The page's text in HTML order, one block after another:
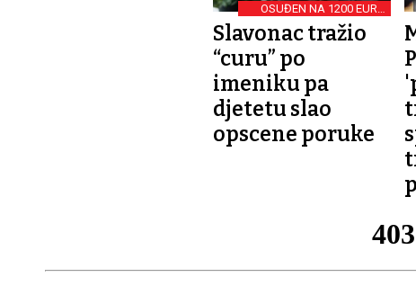
OSUĐEN NA 1200 EURA
KAZNE
Slavonac tražio
“curu” po
imeniku pa
djetetu slao
opscene poruke